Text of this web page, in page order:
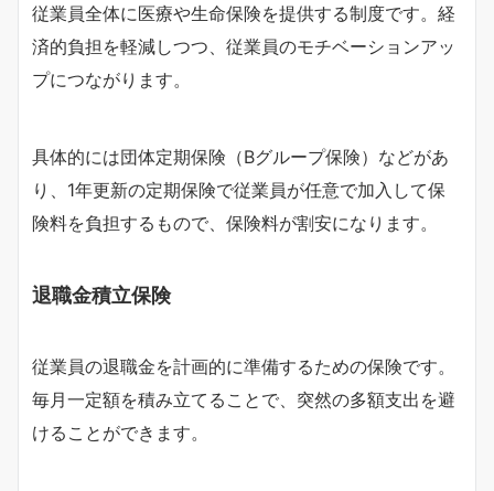
従業員全体に医療や生命保険を提供する制度です。経
済的負担を軽減しつつ、従業員のモチベーションアッ
プにつながります。
具体的には団体定期保険（Bグループ保険）などがあ
り、1年更新の定期保険で従業員が任意で加入して保
険料を負担するもので、保険料が割安になります。
退職金積立保険
従業員の退職金を計画的に準備するための保険です。
毎月一定額を積み立てることで、突然の多額支出を避
けることができます。